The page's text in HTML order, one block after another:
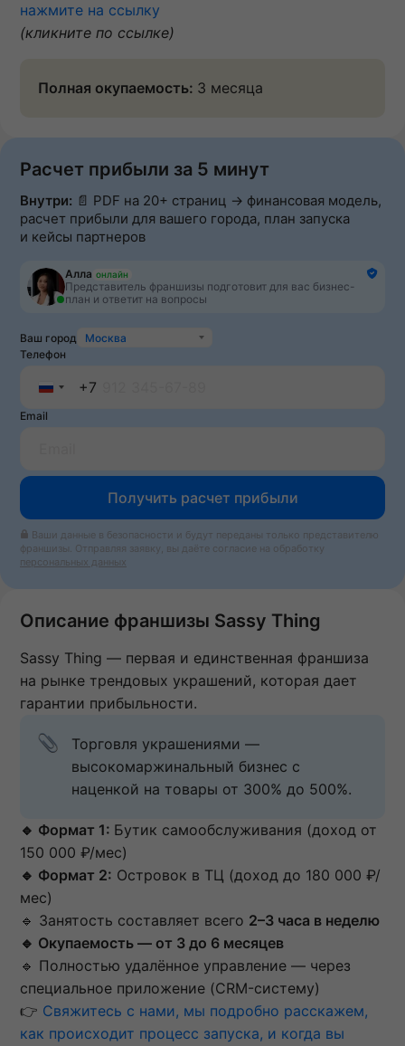
нажмите на ссылку
(кликните по ссылке)
Полная окупаемость: 3 месяца
Расчет прибыли за 5 минут
Внутри: 📄 PDF на 20+ страниц → финансовая модель,
расчет прибыли для вашего города, план запуска
и кейсы партнеров
Алла онлайн
Представитель франшизы подготовит для вас бизнес-
план и ответит на вопросы
Ваш город
Москва
Телефон
+7
Email
Получить расчет прибыли
Ваши данные в безопасности и будут переданы только представителю
франшизы. Отправляя заявку, вы даёте согласие на обработку
персональных данных
Описание франшизы Sassy Thing
Sassy Thing — первая и единственная франшиза
на рынке трендовых украшений, которая дает
гарантии прибыльности.
Торговля украшениями —
высокомаржинальный бизнес с
наценкой на товары от 300% до 500%.
🔹 Формат 1: Бутик самообслуживания (доход от
150 000 ₽/мес)
🔹 Формат 2: Островок в ТЦ (доход до 180 000 ₽/
мес)
🔹 Занятость составляет всего 2–3 часа в неделю
🔹 Окупаемость — от 3 до 6 месяцев
🔹 Полностью удалённое управление — через
специальное приложение (CRM-систему)
👉 Свяжитесь с нами, мы подробно расскажем,
как происходит процесс запуска, и когда вы